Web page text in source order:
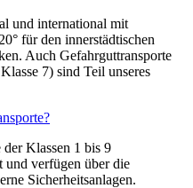
und international mit
für den innerstädtischen
Auch Gefahrguttransporte
7) sind Teil unseres
Klassen 1 bis 9
und verfügen über die
Sicherheitsanlagen.